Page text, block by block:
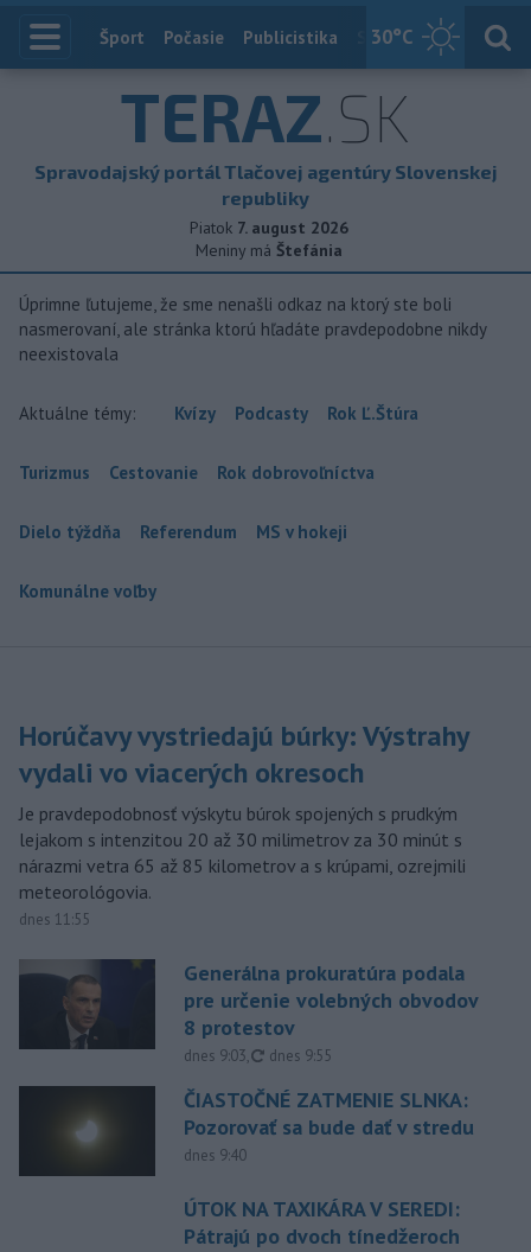
30°C
Index
Šport Počasie Publicistika Slovensko
TERAZ.SK
Spravodajský portál Tlačovej agentúry Slovenskej
republiky
Piatok 7. august 2026
Meniny má Štefánia
Úprimne ľutujeme, že sme nenašli odkaz na ktorý ste boli
nasmerovaní, ale stránka ktorú hľadáte pravdepodobne nikdy
neexistovala
Aktuálne témy: Kvízy Podcasty Rok Ľ.Štúra
Turizmus Cestovanie Rok dobrovoľníctva
Dielo týždňa Referendum MS v hokeji
Komunálne voľby
Horúčavy vystriedajú búrky: Výstrahy
vydali vo viacerých okresoch
Je pravdepodobnosť výskytu búrok spojených s prudkým
lejakom s intenzitou 20 až 30 milimetrov za 30 minút s
nárazmi vetra 65 až 85 kilometrov a s krúpami, ozrejmili
meteorológovia.
dnes 11:55
Generálna prokuratúra podala
pre určenie volebných obvodov
8 protestov
dnes 9:03, aktualizované
dnes 9:55
ČIASTOČNÉ ZATMENIE SLNKA:
Pozorovať sa bude dať v stredu
dnes 9:40
ÚTOK NA TAXIKÁRA V SEREDI:
Pátrajú po dvoch tínedžeroch